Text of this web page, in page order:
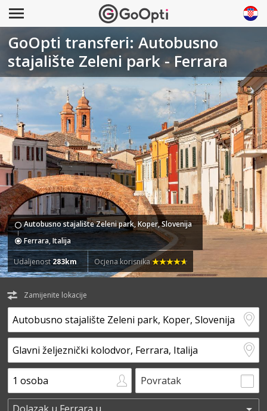
GoOpti transferi: Autobusno
stajalište Zeleni park - Ferrara
Autobusno stajalište Zeleni park, Koper, Slovenija
Ferrara, Italija
Udaljenost283km Ocjena korisnika
Zamijenite lokacije
Povratak